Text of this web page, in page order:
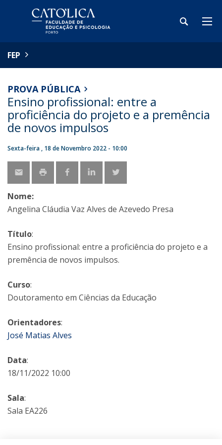
FEP
PROVA PÚBLICA
Ensino profissional: entre a
proficiência do projeto e a premência
de novos impulsos
Sexta-feira , 18 de Novembro 2022 - 10:00
Nome:
Angelina Cláudia Vaz Alves de Azevedo Presa
Título:
Ensino profissional: entre a proficiência do projeto e a
premência de novos impulsos.
Curso:
Doutoramento em Ciências da Educação
Orientadores:
José Matias Alves
Data:
18/11/2022 10:00
Sala:
Sala EA226